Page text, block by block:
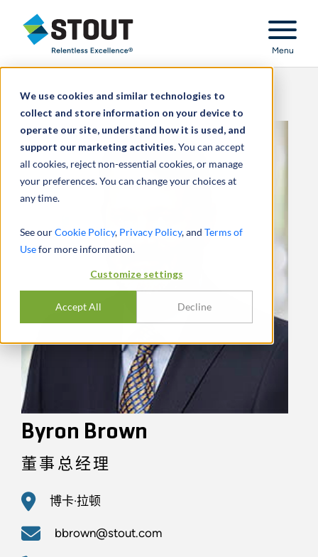
We use cookies and similar technologies to
collect and store information on your device to
operate our site, understand how it is used, and
support our marketing activities.You can accept
all cookies, reject non-essential cookies, or manage
your preferences. You can change your choices at
any time.
See ourCookie Policy, Privacy Policy, and Terms of
Usefor more information.
Customize settings
Accept All Decline
Stout Relentless Excellence
Menu
Byron Brown
董事总经理
博卡·拉顿
bbrown@stout.com